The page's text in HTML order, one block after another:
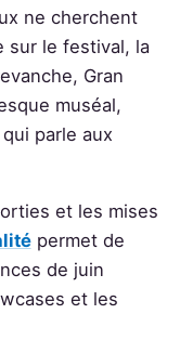
ne cherchent
sur le festival, la
Gran
muséal,
parle aux
et les mises
permet de
de juin
et les